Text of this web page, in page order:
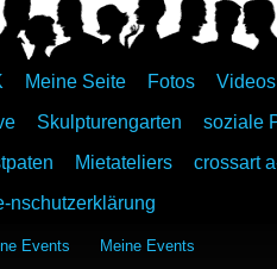
Meine Seite Fotos
Videos
Skulpturengarten
soziale
Mietateliers
crossart
nschutzerklärung
Events Meine Events